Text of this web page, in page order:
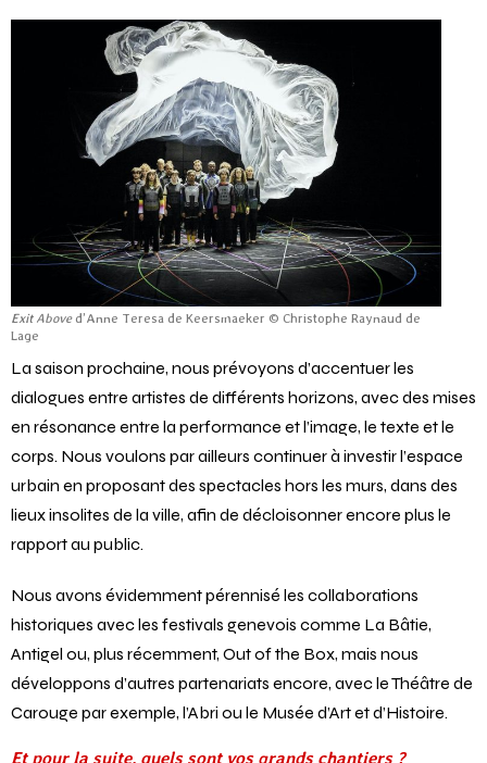
Exit Aboved’Anne Teresa de Keersmaeker © Christophe Raynaud de
La saison prochaine, nous prévoyons d’accentuer les
dialogues entre artistes de différents horizons, avec des mises
en résonance entre la performance et l’image, le texte et le
corps. Nous voulons par ailleurs continuer à investir l’espace
urbain en proposant des spectacles hors les murs, dans des
lieux insolites de la ville, afin de décloisonner encore plus le
rapport au public.
Nous avons évidemment pérennisé les collaborations
historiques avec les festivals genevois comme La Bâtie,
Antigel ou, plus récemment, Out of the Box, mais nous
développons d’autres partenariats encore, avec le Théâtre de
Carouge par exemple, l’Abri ou le Musée d’Art et d’Histoire.